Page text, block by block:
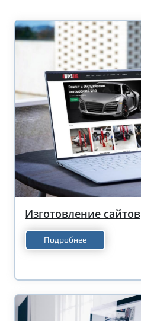
Изготовление сайтов
Подробнее